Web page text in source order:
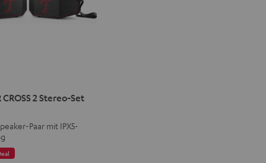
CROSS 2 Stereo-Set
Paar mit IPX5-